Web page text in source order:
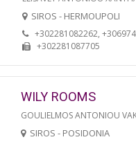
SIROS - HERMOUPOLI
+302281082262,
+302281087705
WILY ROOMS
GOULIELMOS ANTONIOU
SIROS - POSIDONIA